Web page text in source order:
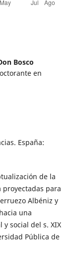
Bosco
en
España:
de la
para
Albéniz y
una
social del s. XIX
Pública de